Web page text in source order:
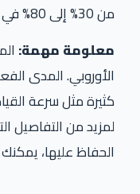
من 30% إلى 80% في أقل من 30 دقيقة.
معلومة مهمة:
الأوروبي. المدى
كثيرة مثل سرعة
لمزيد من التفاصيل
الحفاظ عليها،